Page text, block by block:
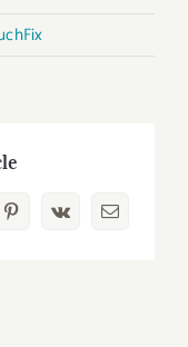
Pinterest
Vk
E-